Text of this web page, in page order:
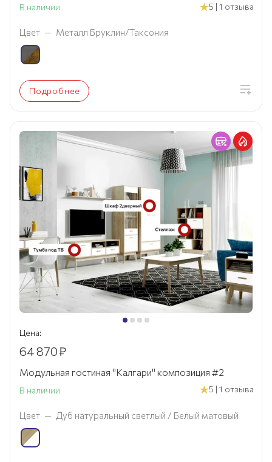
В наличии 5 | 1 отзыва
Цвет — Металл Бруклин/Таксония
Подробнее
Цена:
64 870₽
Модульная гостиная "Калгари" композиция #2
В наличии 5 | 1 отзыва
Цвет — Дуб натуральный светлый / Белый матовый